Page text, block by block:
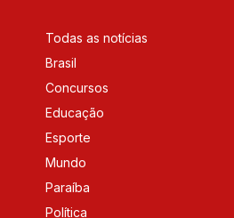
Todas as notícias
Brasil
Concursos
Educação
Esporte
Mundo
Paraíba
Política